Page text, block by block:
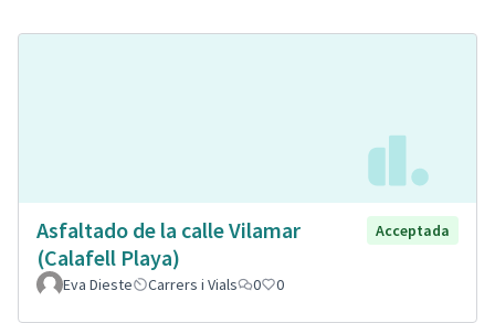
Asfaltado de la calle Vilamar
(Calafell Playa)
Acceptada
Eva Dieste Carrers i Vials 0 0